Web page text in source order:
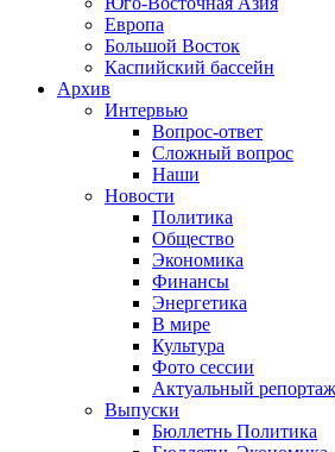
Европа
Большой Восток
Каспийский бассейн
Архив
Интервью
Вопрос-ответ
Сложный вопрос
Наши
Новости
Политика
Общество
Экономика
Финансы
Энергетика
В мире
Культура
Фото сессии
Актуальный репортаж
Выпуски
Бюллетнь Политика